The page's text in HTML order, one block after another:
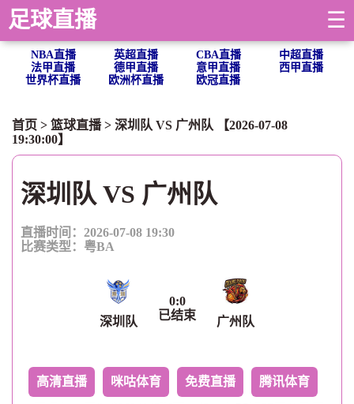
足球直播 ☰
NBA直播 英超直播 CBA直播
中超直播
法甲直播
德甲直播 意甲直播
西甲直播
世界杯直播
欧洲杯直播 欧冠直播
首页 > 篮球直播> 深圳队 VS 广州队 【2026-07-08
19:30:00】
深圳队 VS 广州队
直播时间：2026-07-08 19:30
比赛类型： 粤BA
深圳队
0:0
已结束
广州队
高清直播 咪咕体育 免费直播 腾讯体育